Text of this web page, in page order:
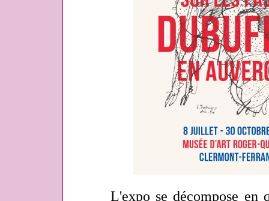
L'expo se décompose en